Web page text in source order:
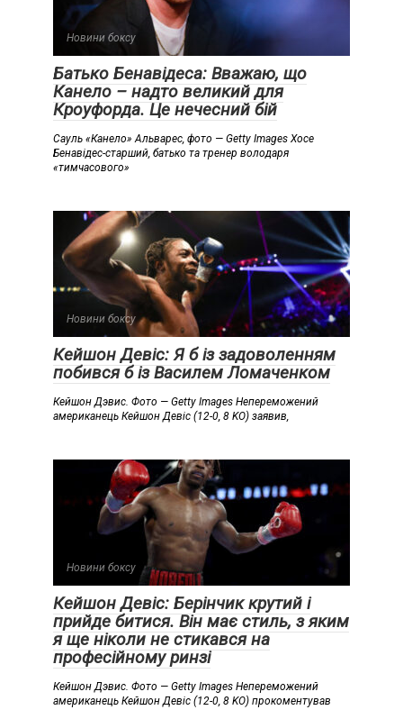
Новини боксу
Батько Бенавідеса: Вважаю, що
Канело – надто великий для
Кроуфорда. Це нечесний бій
Сауль «Канело» Альварес, фото — Getty Images Хосе
Бенавідес-старший, батько та тренер володаря
«тимчасового»
Новини боксу
Кейшон Девіс: Я б із задоволенням
побився б із Василем Ломаченком
Кейшон Дэвис. Фото — Getty Images Непереможений
американець Кейшон Девіс (12-0, 8 KO) заявив,
Новини боксу
Кейшон Девіс: Берінчик крутий і
прийде битися. Він має стиль, з яким
я ще ніколи не стикався на
професійному ринзі
Кейшон Дэвис. Фото — Getty Images Непереможений
американець Кейшон Девіс (12-0, 8 KO) прокоментував